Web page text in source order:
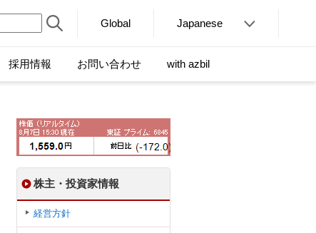
Global Japanese
採用情報 お問い合わせ with azbil
株主・投資家情報
経営方針